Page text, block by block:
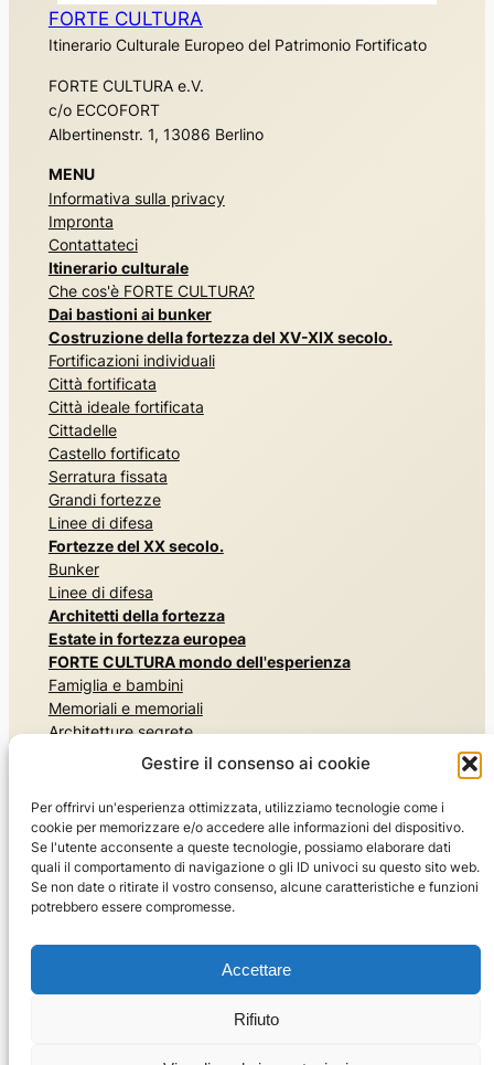
Gestire il consenso ai cookie
Per offrirvi un'esperienza ottimizzata, utilizziamo tecnologie come i
cookie per memorizzare e/o accedere alle informazioni del dispositivo.
Se l'utente acconsente a queste tecnologie, possiamo elaborare dati
quali il comportamento di navigazione o gli ID univoci su questo sito web.
Se non date o ritirate il vostro consenso, alcune caratteristiche e funzioni
potrebbero essere compromesse.
Accettare
Rifiuto
FORTE CULTURA
Itinerario Culturale Europeo del Patrimonio Fortificato
FORTE CULTURA e.V.
c/o ECCOFORT
Albertinenstr. 1, 13086 Berlino
MENU
Informativa sulla privacy
Impronta
Contattateci
Itinerario culturale
Che cos'è FORTE CULTURA?
Dai bastioni ai bunker
Costruzione della fortezza del XV-XIX secolo.
Fortificazioni individuali
Città fortificata
Città ideale fortificata
Cittadelle
Castello fortificato
Serratura fissata
Grandi fortezze
Linee di difesa
Fortezze del XX secolo.
Bunker
Linee di difesa
Architetti della fortezza
Estate in fortezza europea
FORTE CULTURA mondo dell'esperienza
Famiglia e bambini
Memoriali e memoriali
Architetture segrete
Esperienza di storia militare
Esperienza nella natura, nei parchi e nei giardini
Risiedere e divertirsi
Lo sport
Il mondo dei viaggi
Visite guidate
Consigli di viaggio FORTE CULTURA